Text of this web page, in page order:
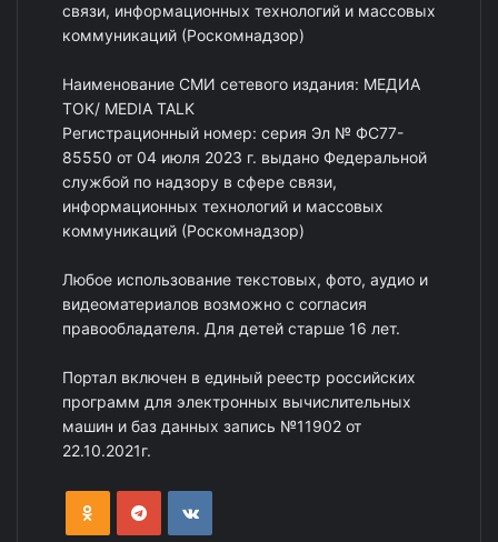
связи, информационных технологий и массовых
коммуникаций (Роскомнадзор)
Наименование СМИ сетевого издания: МЕДИА
ТОК/ MEDIA TALK
Регистрационный номер: серия Эл № ФС77-
85550 от 04 июля 2023 г. выдано Федеральной
службой по надзору в сфере связи,
информационных технологий и массовых
коммуникаций (Роскомнадзор)
Любое использование текстовых, фото, аудио и
видеоматериалов возможно с согласия
правообладателя. Для детей старше 16 лет.
Портал включен в единый реестр российских
программ для электронных вычислительных
машин и баз данных запись №11902 от
22.10.2021г.